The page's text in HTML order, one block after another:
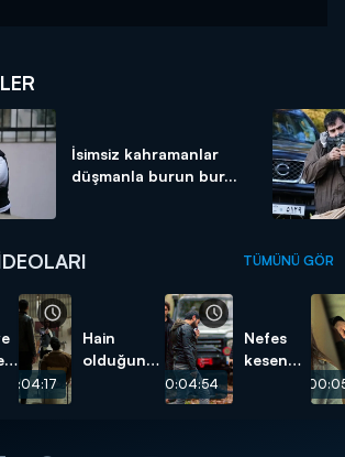
İsimsiz kahramanlar
düşmanla burun bur...
TÜMÜNÜ GÖR
00:04:17
Hain
olduğunu
00:04:54
Nefes
kesen